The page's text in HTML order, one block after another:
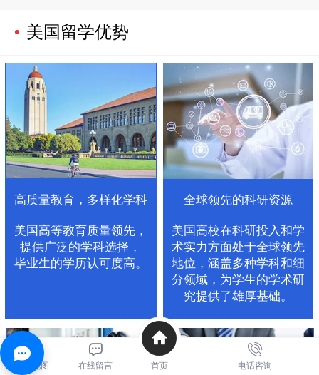
美国留学优势
高质量教育，多样化学科
美国高等教育质量领先，
提供广泛的学科选择，
毕业生的学历认可度高。
全球领先的科研资源
美国高校在科研投入和学
术实力方面处于全球领先
地位，涵盖多种学科和细
分领域，为学生的学术研
究提供了雄厚基础。
在线地图 在线留言 首页 电话咨询